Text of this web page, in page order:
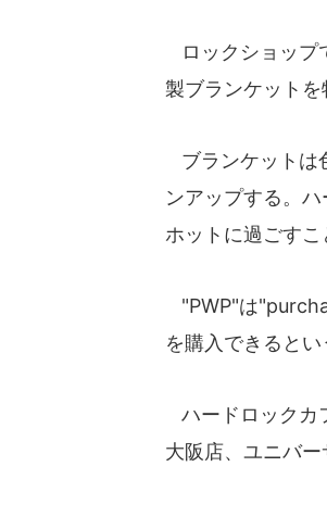
ロックショップ
製ブランケット
ブランケットは
ンアップする。
ホットに過ごすこ
"PWP"は
を購入できるとい
ハードロックカ
大阪店、ユニバー